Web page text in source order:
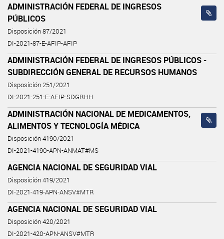
ADMINISTRACIÓN FEDERAL DE INGRESOS
PÚBLICOS
Disposición 87/2021
DI-2021-87-E-AFIP-AFIP
ADMINISTRACIÓN FEDERAL DE INGRESOS PÚBLICOS -
SUBDIRECCIÓN GENERAL DE RECURSOS HUMANOS
Disposición 251/2021
DI-2021-251-E-AFIP-SDGRHH
ADMINISTRACIÓN NACIONAL DE MEDICAMENTOS,
ALIMENTOS Y TECNOLOGÍA MÉDICA
Disposición 4190/2021
DI-2021-4190-APN-ANMAT#MS
AGENCIA NACIONAL DE SEGURIDAD VIAL
Disposición 419/2021
DI-2021-419-APN-ANSV#MTR
AGENCIA NACIONAL DE SEGURIDAD VIAL
Disposición 420/2021
DI-2021-420-APN-ANSV#MTR